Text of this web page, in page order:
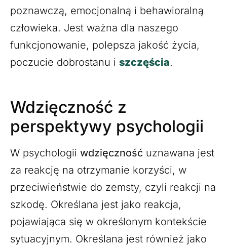
poznawczą, emocjonalną i behawioralną
człowieka. Jest ważna dla naszego
funkcjonowanie, polepsza jakość życia,
poczucie dobrostanu i szczęścia.
Wdzięczność z
perspektywy psychologii
W psychologii wdzięczność uznawana jest
za reakcję na otrzymanie korzyści, w
przeciwieństwie do zemsty, czyli reakcji na
szkodę. Określana jest jako reakcja,
pojawiająca się w określonym kontekście
sytuacyjnym. Określana jest również jako